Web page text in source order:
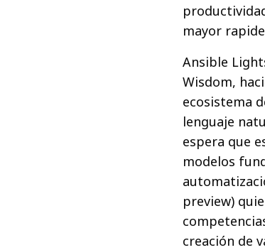
mayor
Ansible
Wisdom,
ecosistema
lenguaje
espera que
modelos
preview)
creación de